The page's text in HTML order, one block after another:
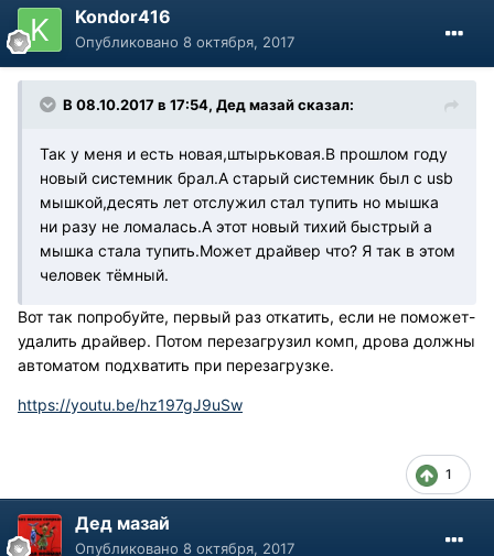
Kondor416
Опубликовано 8 октября, 2017
В 08.10.2017 в 17:54, Дед мазай сказал:
Так у меня и есть новая,штырьковая.В прошлом году
новый системник брал.А старый системник был с usb
мышкой,десять лет отслужил стал тупить но мышка
ни разу не ломалась.А этот новый тихий быстрый а
мышка стала тупить.Может драйвер что? Я так в этом
человек тёмный.
Вот так попробуйте, первый раз откатить, если не поможет-
удалить драйвер. Потом перезагрузил комп, дрова должны
автоматом подхватить при перезагрузке.
https://youtu.be/hz197gJ9uSw
1
Дед мазай
Опубликовано 8 октября, 2017